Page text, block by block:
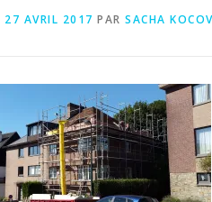
27 AVRIL 2017 PAR SACHA